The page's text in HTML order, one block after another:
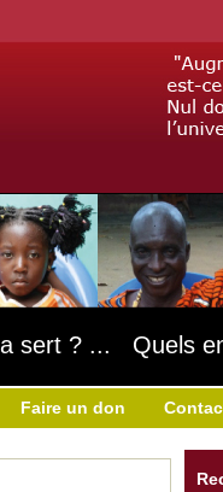
sert ? ... Quels
Faire un don